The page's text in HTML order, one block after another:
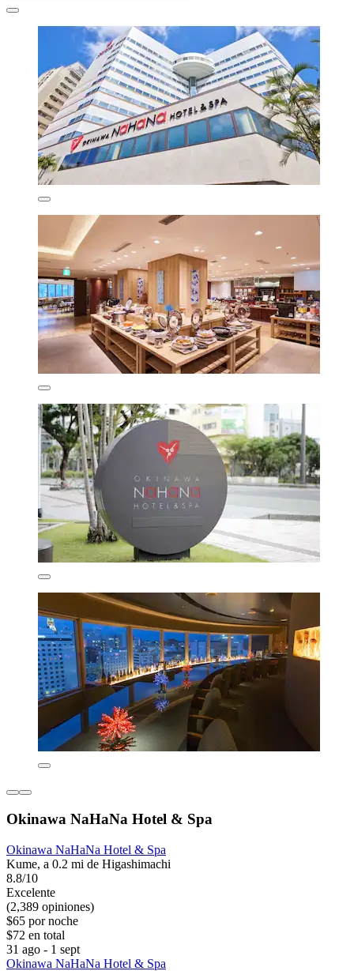
Okinawa NaHaNa Hotel & Spa
Okinawa NaHaNa Hotel & Spa
Kume, a 0.2 mi de Higashimachi
8.8/10
Excelente
(2,389 opiniones)
$65 por noche
$72 en total
31 ago - 1 sept
Okinawa NaHaNa Hotel & Spa